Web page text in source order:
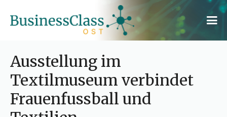
Ausstellung im
Textilmuseum verbindet
Frauenfussball und